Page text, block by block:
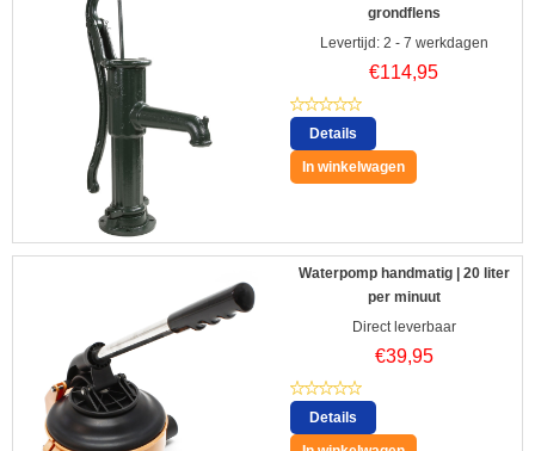
grondflens
Levertijd: 2 - 7 werkdagen
€114,95
Details
In winkelwagen
Waterpomp handmatig | 20 liter
per minuut
Direct leverbaar
€39,95
Details